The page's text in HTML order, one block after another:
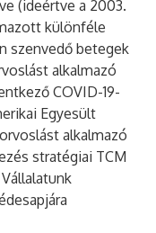
(ideértve a 2003.
különféle
szenvedő betegek
alkalmazó
COVID-19-
Egyesült
alkalmazó
stratégiai TCM